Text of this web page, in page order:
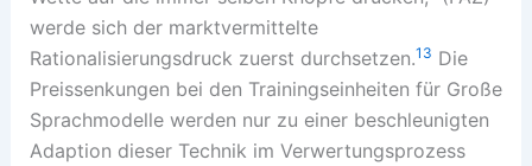
werde sich der marktvermittelte
Rationalisierungsdruck zuerst durchsetzen.13 Die
Preissenkungen bei den Trainingseinheiten für Große
Sprachmodelle werden nur zu einer beschleunigten
Adaption dieser Technik im Verwertungsprozess